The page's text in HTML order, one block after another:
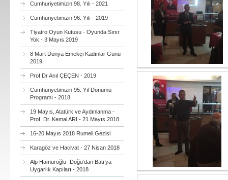
Cumhuriyetimizin 98. Yılı - 2021
Cumhuriyetimizin 96. Yılı - 2019
Tiyatro Oyun Kutusu - Oyunda Sınır
Yok - 3 Mayıs 2019
8 Mart Dünya Emekçi Kadınlar Günü -
2019
Prof Dr Anıl ÇEÇEN - 2019
Cumhuriyetimizin 95. Yıl Dönümü
Programı - 2018
19 Mayıs, Atatürk ve Aydınlanma -
Prof. Dr. Kemal ARI - 21 Mayıs 2018
16-20 Mayıs 2018 Rumeli Gezisi
Karagöz ve Hacivat - 27 Nisan 2018
Alp Hamuroğlu- Doğu’dan Batı’ya
Uygarlık Kapıları - 2018